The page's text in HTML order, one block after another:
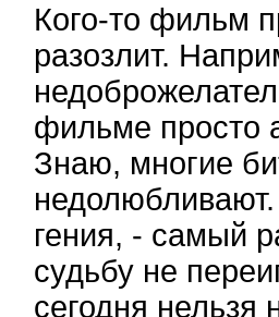
Кого-то фильм
разозлит.
фильме просто
Знаю, многие
гения, - самый
судьбу не
сегодня нельзя